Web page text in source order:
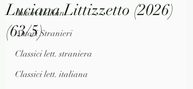
Autori Italiani
Autori Stranieri
Classici lett. straniera
Classici lett. italiana
Luciana Littizzetto (2026)
(63/5)